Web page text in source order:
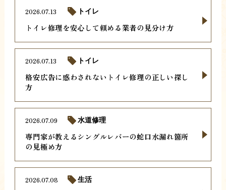
トイレ修理を安心して頼める業者の見分け方
2026.07.13 トイレ
格安広告に惑わされないトイレ修理の正しい探し
方
2026.07.13 トイレ
専門家が教えるシングルレバーの蛇口水漏れ箇所
の見極め方
2026.07.09 水道修理
2026.07.08 生活